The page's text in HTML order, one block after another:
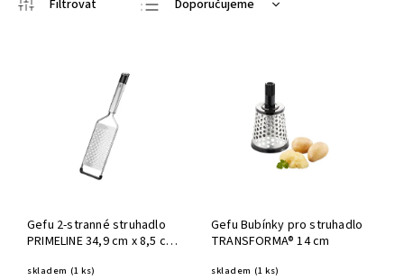
Doporučujeme
Gefu 2-stranné struhadlo
PRIMELINE 34,9 cm x 8,5 cm
skladem (1 ks)
Gefu Bubínky pro struhadlo
TRANSFORMA® 14 cm
skladem (1 ks)